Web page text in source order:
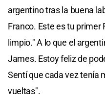
argentino tras la buena
Franco. Este es tu primer
limpio." A lo que el
James. Estoy feliz de
Sentí que cada vez tenía
vueltas".